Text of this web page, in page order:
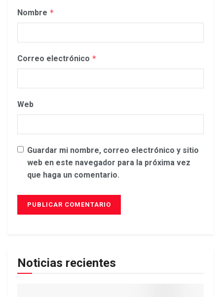
Nombre *
Correo electrónico *
Web
Guardar mi nombre, correo electrónico y sitio
web en este navegador para la próxima vez
que haga un comentario.
Noticias recientes